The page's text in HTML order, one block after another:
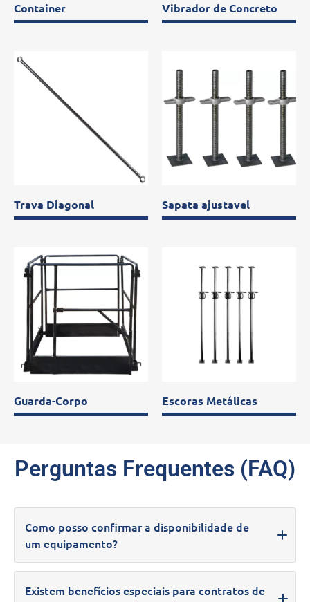
Container Vibrador de Concreto
Trava Diagonal Sapata ajustavel
Guarda-Corpo Escoras Metálicas
Perguntas Frequentes (FAQ)
Como posso confirmar a disponibilidade de
um equipamento?
Para verificar a disponibilidade de um equipamento,
Existem benefícios especiais para contratos de